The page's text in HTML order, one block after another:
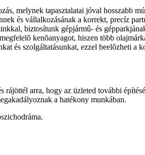
melynek tapasztalatai jóval hosszabb
és vállalkozásának a korrekt, precíz
biztosítunk gépjármû- és
kenõanyagot, hiszen több
és szolgáltatásunkat, ezzel beelõzheti a
arra, hogy az üzleted további
a hatékony munkában.